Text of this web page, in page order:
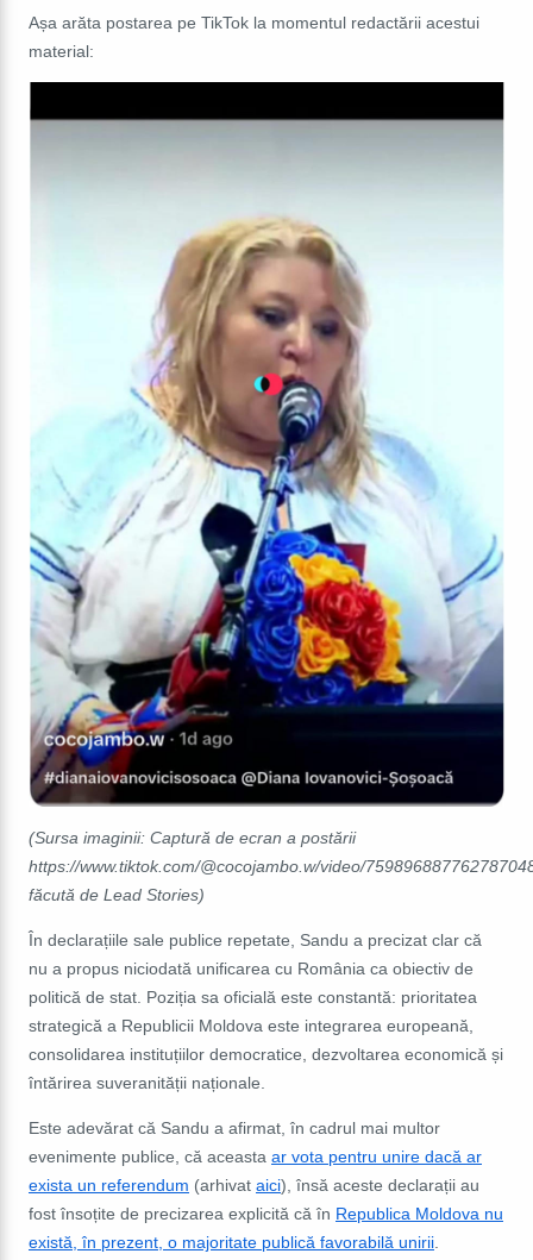
Așa arăta postarea pe TikTok la momentul redactării acestui
material:
(Sursa imaginii: Captură de ecran a postării
https://www.tiktok.com/@cocojambo.w/video/
făcută de Lead Stories)
În declarațiile sale publice repetate, Sandu a precizat clar că
nu a propus niciodată unificarea cu România ca obiectiv de
politică de stat. Poziția sa oficială este constantă: prioritatea
strategică a Republicii Moldova este integrarea europeană,
consolidarea instituțiilor democratice, dezvoltarea economică și
întărirea suveranității naționale.
Este adevărat că Sandu a afirmat, în cadrul mai multor
evenimente publice, că aceasta ar vota pentru unire dacă ar
exista un referendum (arhivat aici), însă aceste declarații au
fost însoțite de precizarea explicită că în Republica Moldova nu
există, în prezent, o majoritate publică favorabilă unirii.